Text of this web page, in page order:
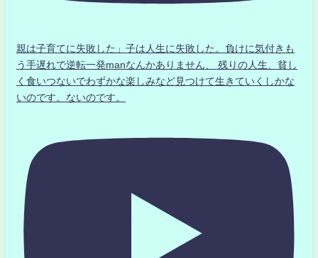
親は子育てに失敗した」子は人生に失敗した。負けに気付きも
う手遅れで逆転一発manなんかありません、 残りの人生、貧し
く食いつないでわずかな楽しみなど見つけて生きていくしかな
いのです。ないのです。